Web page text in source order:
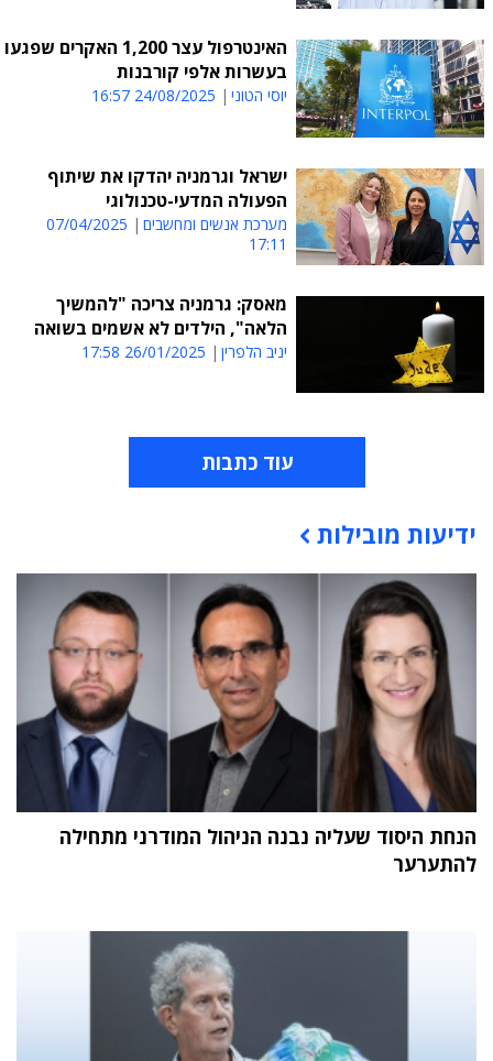
האינטרפול עצר 1,200 האקרים שפגעו
בעשרות אלפי קורבנות
יוסי הטוני 24/08/2025 16:57
ישראל וגרמניה יהדקו את שיתוף
הפעולה המדעי-טכנולוגי
מערכת אנשים ומחשבים
07/04/2025
17:11
מאסק: גרמניה צריכה "להמשיך
הלאה", הילדים לא אשמים בשואה
יניב הלפרין 26/01/2025 17:58
עוד כתבות
תוכן פרסומי
ידיעות מובילות
הנחת היסוד שעליה נבנה הניהול המודרני מתחילה
להתערער